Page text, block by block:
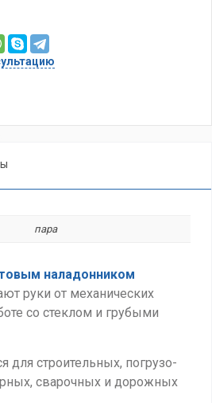
пара
наладонником
руки от механических
со стеклом и грубыми
для строительных, погрузо-
сварочных и дорожных